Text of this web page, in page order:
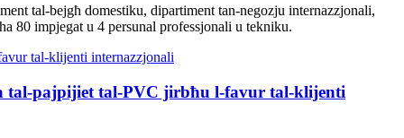
tal-bejgħ domestiku, dipartiment tan-negozju internazzjonali,
80 impjegat u 4 persunal professjonali u tekniku.
tal-pajpijiet tal-PVC jirbħu l-favur tal-klijenti